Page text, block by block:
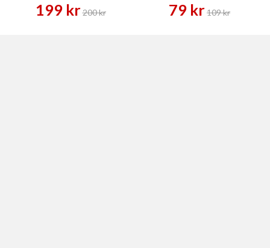
199 kr200 kr 79 kr109 kr